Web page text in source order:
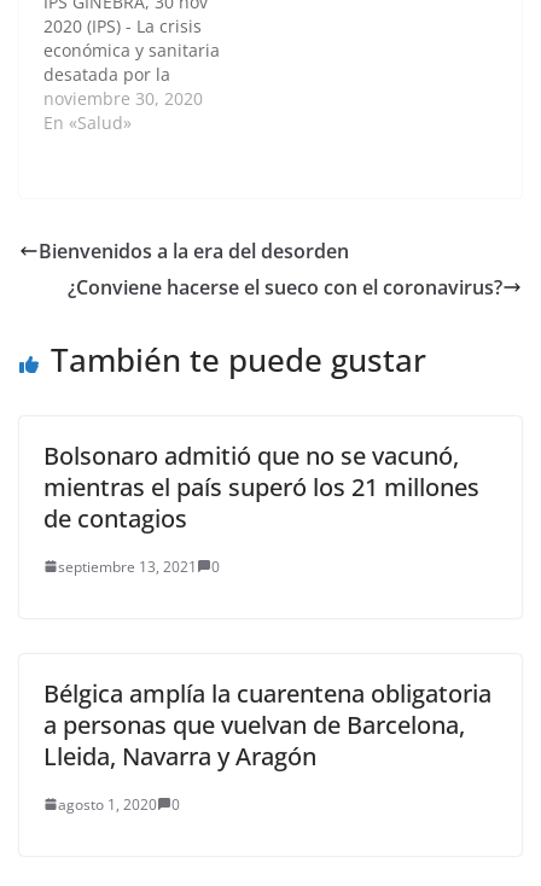
fronterizos de
Colombia. BOGOTÁ D.
C., 17 de enero de 2017
— Agencia de Noticias
UN- El 73 % de los
casos se podría evitar
2020 (IPS) - La crisis
económica y sanitaria
desatada por la
pandemia covid-19
provoca interrupciones
informe este lunes 30
Mundial de la Salud
noviembre 30, 2020
En «Salud»
Bienvenidos a la era del desorden
¿Conviene hacerse el sueco con el coronavirus?
También te puede gustar
Bolsonaro admitió que no se vacunó,
mientras el país superó los 21 millones
de contagios
septiembre 13, 2021 0
Bélgica amplía la cuarentena obligatoria
a personas que vuelvan de Barcelona,
Lleida, Navarra y Aragón
agosto 1, 2020 0